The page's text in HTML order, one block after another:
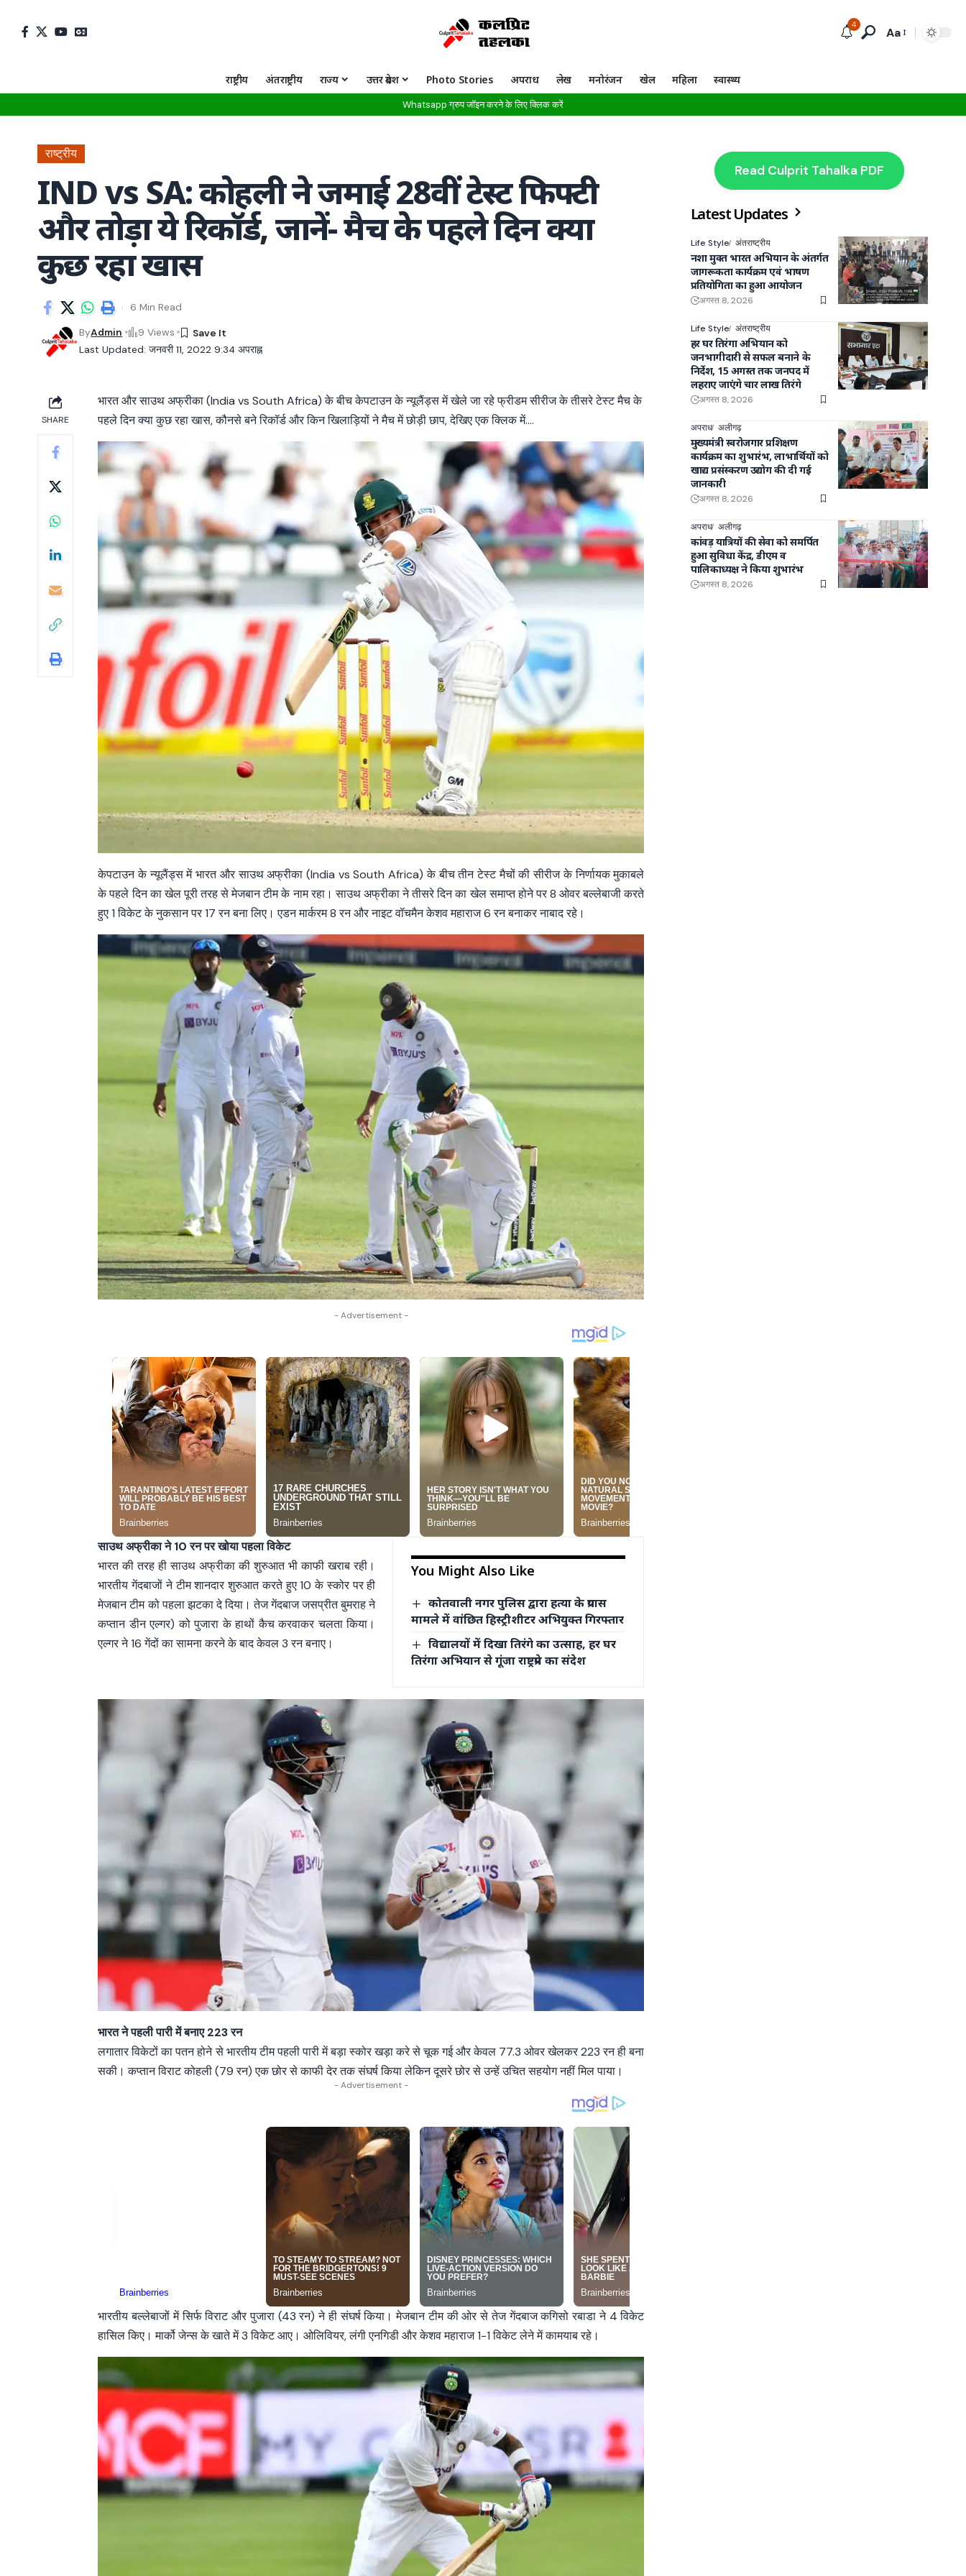
4
Aa
राष्ट्रीय अंतराष्ट्रीय राज्य उत्तर प्रदेश Photo Stories अपराध लेख मनोरंजन खेल महिला स्वास्थ्य
Whatsapp ग्रुप जॉइन करने के लिए क्लिक करें
राष्ट्रीय
IND vs SA: कोहली ने जमाई 28वीं टेस्ट फिफ्टी
और तोड़ा ये रिकॉर्ड, जानें- मैच के पहले दिन क्या
कुछ रहा खास
Last Updated: जनवरी 11, 2022 9:34 अपराह्न
ByAdmin 9 Views
6 Min Read
SHARE
भारत और साउथ अफ्रीका (India vs South Africa) के बीच केपटाउन के न्यूलैंड्स में खेले जा रहे फ्रीडम सीरीज के तीसरे टेस्ट मैच के
पहले दिन क्या कुछ रहा खास, कौनसे बने रिकॉर्ड और किन खिलाड़ियों ने मैच में छोड़ी छाप, देखिए एक क्लिक में….
केपटाउन के न्यूलैंड्स में भारत और साउथ अफ्रीका (India vs South Africa) के बीच तीन टेस्ट मैचों की सीरीज के निर्णायक मुकाबले
के पहले दिन का खेल पूरी तरह से मेजबान टीम के नाम रहा। साउथ अफ्रीका ने तीसरे दिन का खेल समाप्त होने पर 8 ओवर बल्लेबाजी करते
हुए 1 विकेट के नुकसान पर 17 रन बना लिए। एडन मार्करम 8 रन और नाइट वॉचमैन केशव महाराज 6 रन बनाकर नाबाद रहे।
- Advertisement -
You Might Also Like
कोतवाली नगर पुलिस द्वारा हत्या के प्रयास
मामले में वांछित हिस्ट्रीशीटर अभियुक्त गिरफ्तार
विद्यालयों में दिखा तिरंगे का उत्साह, हर घर
तिरंगा अभियान से गूंजा राष्ट्रप्रेम का संदेश
साउथ अफ्रीका ने 10 रन पर खोया पहला विकेट
भारत की तरह ही साउथ अफ्रीका की शुरुआत भी काफी खराब रही।
भारतीय गेंदबाजों ने टीम शानदार शुरुआत करते हुए 10 के स्कोर पर ही
मेजबान टीम को पहला झटका दे दिया। तेज गेंदबाज जसप्रीत बुमराह ने
कप्तान डीन एल्गर) को पुजारा के हाथों कैच करवाकर चलता किया।
एल्गर ने 16 गेंदों का सामना करने के बाद केवल 3 रन बनाए।
भारत ने पहली पारी में बनाए 223 रन
लगातार विकेटों का पतन होने से भारतीय टीम पहली पारी में बड़ा स्कोर खड़ा करे से चूक गई और केवल 77.3 ओवर खेलकर 223 रन ही बना
सकी। कप्तान विराट कोहली (79 रन) एक छोर से काफी देर तक संघर्ष किया लेकिन दूसरे छोर से उन्हें उचित सहयोग नहीं मिल पाया।
- Advertisement -
भारतीय बल्लेबाजों में सिर्फ विराट और पुजारा (43 रन) ने ही संघर्ष किया। मेजबान टीम की ओर से तेज गेंदबाज कगिसो रबाडा ने 4 विकेट
हासिल किए। मार्को जेन्स के खाते में 3 विकेट आए। ओलिवियर, लंगी एनगिडी और केशव महाराज 1-1 विकेट लेने में कामयाब रहे।
Read Culprit Tahalka PDF
Latest Updates
Life Style अंतराष्ट्रीय
नशा मुक्त भारत अभियान के अंतर्गत
जागरूकता कार्यक्रम एवं भाषण
प्रतियोगिता का हुआ आयोजन
अगस्त 8, 2026
Life Style अंतराष्ट्रीय
हर घर तिरंगा अभियान को
जनभागीदारी से सफल बनाने के
निर्देश, 15 अगस्त तक जनपद में
लहराए जाएंगे चार लाख तिरंगे
अगस्त 8, 2026
अपराध अलीगढ़
मुख्यमंत्री स्वरोजगार प्रशिक्षण
कार्यक्रम का शुभारंभ, लाभार्थियों को
खाद्य प्रसंस्करण उद्योग की दी गई
जानकारी
अगस्त 8, 2026
अपराध अलीगढ़
कांवड़ यात्रियों की सेवा को समर्पित
हुआ सुविधा केंद्र, डीएम व
पालिकाध्यक्ष ने किया शुभारंभ
अगस्त 8, 2026